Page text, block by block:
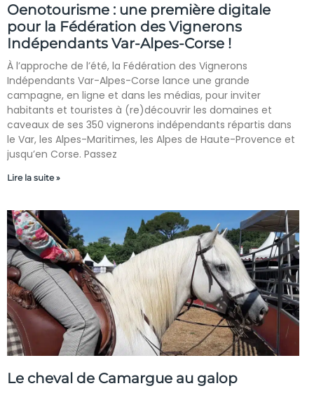
Oenotourisme : une première digitale
pour la Fédération des Vignerons
Indépendants Var-Alpes-Corse !
À l’approche de l’été, la Fédération des Vignerons
Indépendants Var-Alpes-Corse lance une grande
campagne, en ligne et dans les médias, pour inviter
habitants et touristes à (re)découvrir les domaines et
caveaux de ses 350 vignerons indépendants répartis dans
le Var, les Alpes-Maritimes, les Alpes de Haute-Provence et
jusqu’en Corse. Passez
Lire la suite »
Le cheval de Camargue au galop